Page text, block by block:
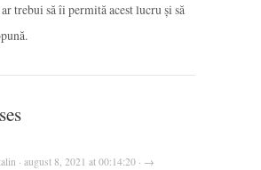
trebui să îi permită acest lucru și să
· august 8, 2021 at 00:14:20 · →